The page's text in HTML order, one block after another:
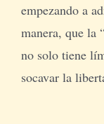
empezando a
manera, que la
no solo tiene
socavar la